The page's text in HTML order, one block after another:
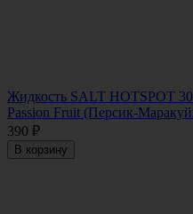
Жидкость SALT HOTSPOT
Passion Fruit (Персик-
390 ₽
В корзину